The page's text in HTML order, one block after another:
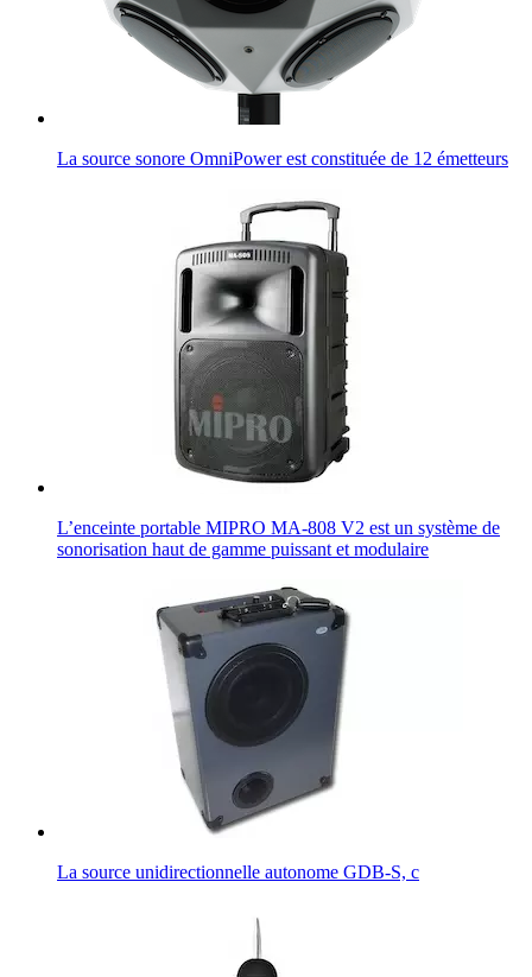
La source sonore OmniPower est constituée de 12 émetteurs
L’enceinte portable MIPRO MA-808 V2 est un système de
sonorisation haut de gamme puissant et modulaire
La source unidirectionnelle autonome GDB-S, c